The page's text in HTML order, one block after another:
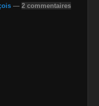
—2 commentaires